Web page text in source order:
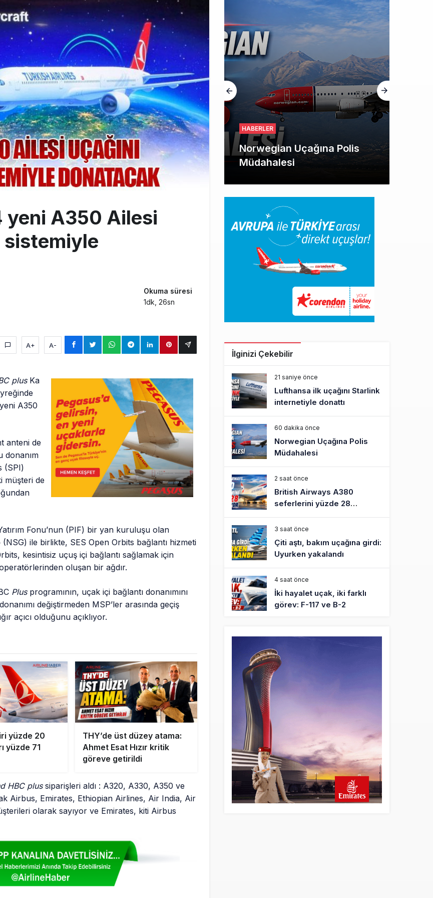
En Değerli Havayolları Arasında
listesinden çıkarıldı
kısa rotalara hazırlanıyor
Starlink internetiyle donattı
yeni A350 Ailesi
sistemiyle
Okuma süresi
1dk, 26sn
A+ A-
plusKa
A350
anteni de
donanım
(SPI)
müşteri de
Fonu’nun (PIF) bir yan kuruluşu olan
ile birlikte, SES Open Orbits bağlantı hizmeti
kesintisiz uçuş içi bağlantı sağlamak için
oluşan bir ağdır.
Plusprogramının, uçak içi bağlantı donanımını
değiştirmeden MSP’ler arasında geçiş
açıcı olduğunu açıklıyor.
yüzde 20
yüzde 71
THY’de üst düzey atama:
Ahmet Esat Hızır kritik
göreve getirildi
HBC plussiparişleri aldı : A320, A330, A350 ve
Airbus, Emirates, Ethiopian Airlines, Air India, Air
olarak sayıyor ve Emirates, kiti Airbus
HABERLER
Norwegian Uçağına Polis
Müdahalesi
İlginizi Çekebilir
21 saniye önce
Lufthansa ilk uçağını Starlink
internetiyle donattı
60 dakika önce
Norwegian Uçağına Polis
Müdahalesi
2 saat önce
British Airways A380
seferlerini yüzde 28
azaltıyor
3 saat önce
Çiti aştı, bakım uçağına girdi:
Uyurken yakalandı
4 saat önce
İki hayalet uçak, iki farklı
görev: F-117 ve B-2
THY ve Pegasus Dünyanın
En Değerli Havayolları
Arasında
6 saat önce
Fly Baghdad ABD yaptırım
listesinden çıkarıldı
Elektrikli uçaklar Avrupa’da
kısa rotalara hazırlanıyor
8 saat önce
Trump’ı taşıyan Marine One,